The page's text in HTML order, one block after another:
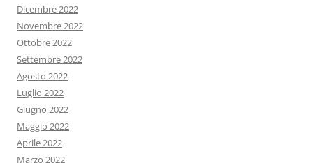
Dicembre 2022
Novembre 2022
Ottobre 2022
Settembre 2022
Agosto 2022
Luglio 2022
Giugno 2022
Maggio 2022
Aprile 2022
Marzo 2022